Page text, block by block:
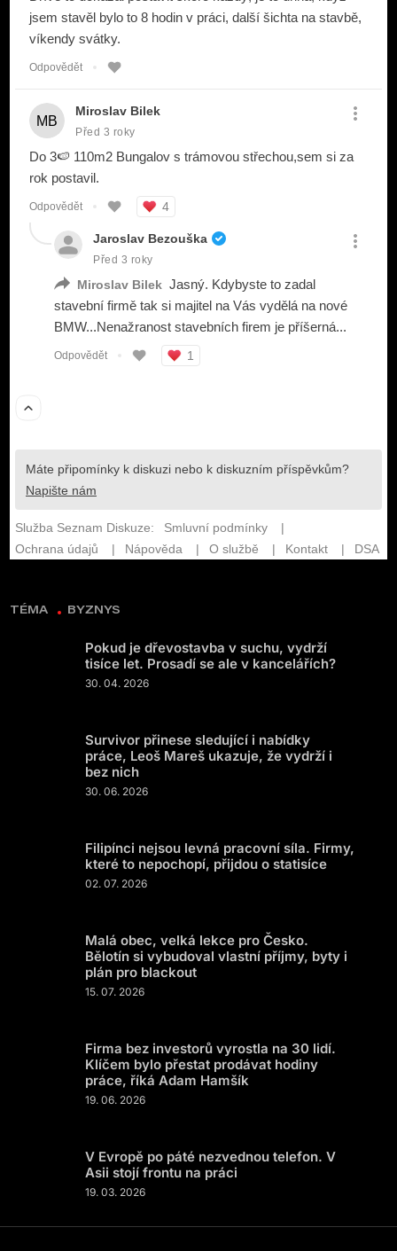
TÉMA BYZNYS
Pokud je dřevostavba v suchu, vydrží
tisíce let. Prosadí se ale v kancelářích?
30. 04. 2026
Survivor přinese sledující i nabídky
práce, Leoš Mareš ukazuje, že vydrží i
bez nich
30. 06. 2026
Filipínci nejsou levná pracovní síla. Firmy,
které to nepochopí, přijdou o statisíce
02. 07. 2026
Malá obec, velká lekce pro Česko.
Bělotín si vybudoval vlastní příjmy, byty i
plán pro blackout
15. 07. 2026
Firma bez investorů vyrostla na 30 lidí.
Klíčem bylo přestat prodávat hodiny
práce, říká Adam Hamšík
19. 06. 2026
V Evropě po páté nezvednou telefon. V
Asii stojí frontu na práci
19. 03. 2026